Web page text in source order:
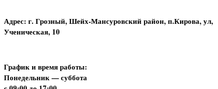
Адрес: г. Грозный, Шейх-Мансуровский район, п.Кирова, ул,
Ученическая, 10
График и время работы:
Понедельник — суббота